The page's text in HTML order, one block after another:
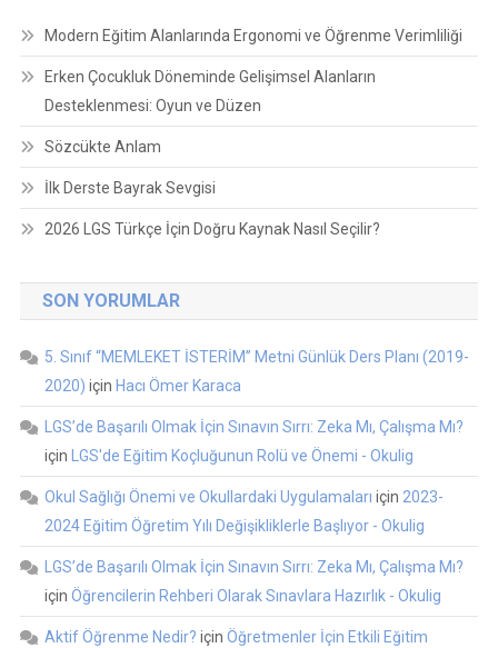
Modern Eğitim Alanlarında Ergonomi ve Öğrenme Verimliliği
Erken Çocukluk Döneminde Gelişimsel Alanların
Desteklenmesi: Oyun ve Düzen
Sözcükte Anlam
İlk Derste Bayrak Sevgisi
2026 LGS Türkçe İçin Doğru Kaynak Nasıl Seçilir?
SON YORUMLAR
5. Sınıf “MEMLEKET İSTERİM” Metni Günlük Ders Planı (2019-
2020) için Hacı Ömer Karaca
LGS’de Başarılı Olmak İçin Sınavın Sırrı: Zeka Mı, Çalışma Mı?
için
LGS'de Eğitim Koçluğunun Rolü ve Önemi - Okulig
Okul Sağlığı Önemi ve Okullardaki Uygulamaları için 2023-
2024 Eğitim Öğretim Yılı Değişikliklerle Başlıyor - Okulig
LGS’de Başarılı Olmak İçin Sınavın Sırrı: Zeka Mı, Çalışma Mı?
için Öğrencilerin Rehberi Olarak Sınavlara Hazırlık - Okulig
Aktif Öğrenme Nedir? için Öğretmenler İçin Etkili Eğitim